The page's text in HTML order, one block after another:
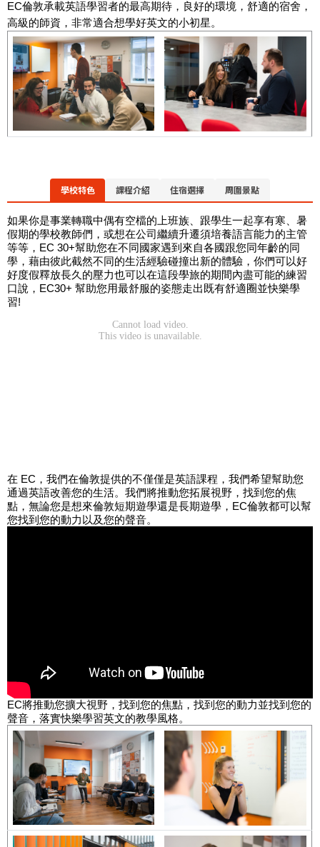
EC倫敦承載英語學習者的最高期待，良好的環境，舒適的宿舍，
高級的師資，非常適合想學好英文的小初星。
學校特色 課程介紹 住宿選擇 周圍景點
如果你是事業轉職中偶有空檔的上班族、跟學生一起享有寒、暑
假期的學校教師們，或想在公司繼續升遷須培養語言能力的主管
等等，EC 30+幫助您在不同國家遇到來自各國跟您同年齡的同
學，藉由彼此截然不同的生活經驗碰撞出新的體驗，你們可以好
好度假釋放長久的壓力也可以在這段學旅的期間內盡可能的練習
口說，EC30+ 幫助您用最舒服的姿態走出既有舒適圈並快樂學
習!
在 EC，我們在倫敦提供的不僅僅是英語課程，我們希望幫助您
通過英語改善您的生活。我們將推動您拓展視野，找到您的焦
點，無論您是想來倫敦短期遊學還是長期遊學，EC倫敦都可以幫
您找到您的動力以及您的聲音。
EC將推動您擴大視野，找到您的焦點，找到您的動力並找到您的
聲音，落實快樂學習英文的教學風格。